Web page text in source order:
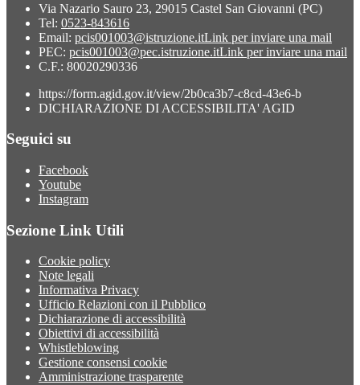
Via Nazario Sauro 23, 29015 Castel San Giovanni (PC)
Tel: 0523-843616
Email: pcis001003@istruzione.itLink per inviare una mail
PEC: pcis001003@pec.istruzione.itLink per inviare una mail
C.F.: 80020290336
https://form.agid.gov.it/view/2b0ca3b7-c8cd-43e6-b
DICHIARAZIONE DI ACCESSIBILITA' AGID
Seguici su
Facebook
Youtube
Instagram
Sezione Link Utili
Cookie policy
Note legali
Informativa Privacy
Ufficio Relazioni con il Pubblico
Dichiarazione di accessibilità
Obiettivi di accessibilità
Whistleblowing
Gestione consensi cookie
Amministrazione trasparente